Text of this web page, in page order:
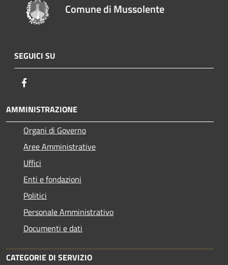
Comune di Mussolente
SEGUICI SU
AMMINISTRAZIONE
Organi di Governo
Aree Amministrative
Uffici
Enti e fondazioni
Politici
Personale Amministrativo
Documenti e dati
CATEGORIE DI SERVIZIO